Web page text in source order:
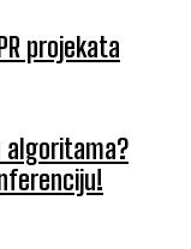
projekata
algoritama?